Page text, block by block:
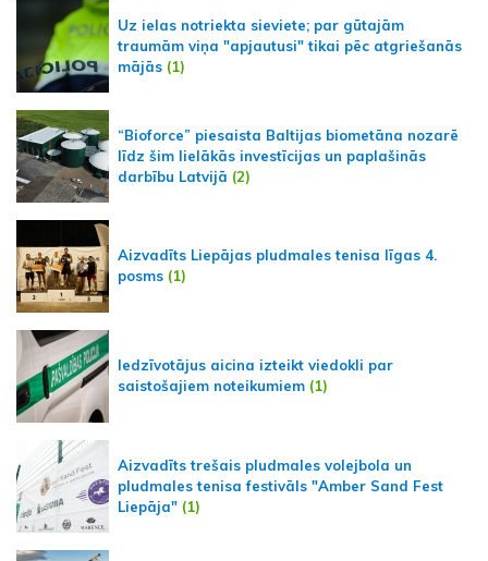
Uz ielas notriekta sieviete; par gūtajām
traumām viņa "apjautusi" tikai pēc atgriešanās
mājās (1)
“Bioforce” piesaista Baltijas biometāna nozarē
līdz šim lielākās investīcijas un paplašinās
darbību Latvijā (2)
Aizvadīts Liepājas pludmales tenisa līgas 4.
posms (1)
Iedzīvotājus aicina izteikt viedokli par
saistošajiem noteikumiem (1)
Aizvadīts trešais pludmales volejbola un
pludmales tenisa festivāls "Amber Sand Fest
Liepāja" (1)